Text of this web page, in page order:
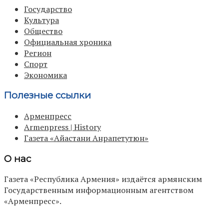
Государство
Культура
Общество
Официальная хроника
Регион
Спорт
Экономика
Полезные ссылки
Арменпресс
Armenpress | History
Газета «Айастани Анрапетутюн»
О нас
Газета «Республика Армения» издаётся армянским
Государственным информационным агентством
«Арменпресс».